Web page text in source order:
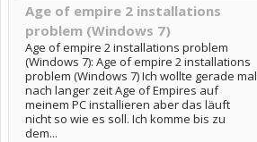
Age of empire 2 installations
problem (Windows 7)
Age of empire 2 installations problem
(Windows 7): Age of empire 2 installations
problem (Windows 7) Ich wollte gerade mal
nach langer zeit Age of Empires auf
meinem PC installieren aber das läuft
nicht so wie es soll. Ich komme bis zu
dem...